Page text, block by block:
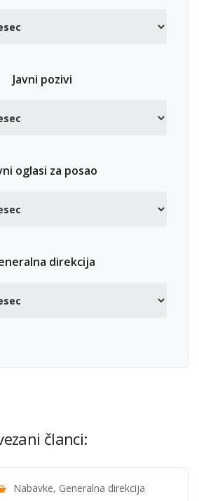
Javni pozivi
oglasi za posao
direkcija
članci:
Nabavke, Generalna direkcija